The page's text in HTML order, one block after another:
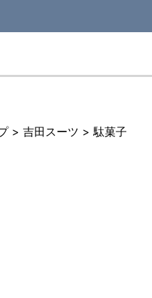
> 吉田スーツ > 駄菓子